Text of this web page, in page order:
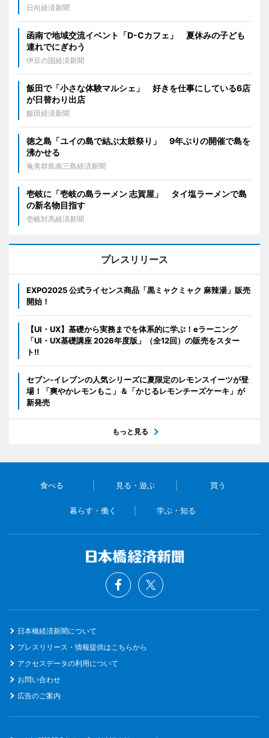
日向経済新聞
函南で地域交流イベント「D-Cカフェ」 夏休みの子ども
連れでにぎわう
伊豆の国経済新聞
飯田で「小さな体験マルシェ」 好きを仕事にしている6店
が日替わり出店
飯田経済新聞
徳之島「ユイの島で結ぶ太鼓祭り」 9年ぶりの開催で島を
沸かせる
奄美群島南三島経済新聞
壱岐に「壱岐の島ラーメン 志賀屋」 タイ塩ラーメンで島
の新名物目指す
壱岐対馬経済新聞
プレスリリース
EXPO2025 公式ライセンス商品「黒ミャクミャク 麻辣湯」販売
開始！
【UI・UX】基礎から実務までを体系的に学ぶ！eラーニング
「UI・UX基礎講座 2026年度版」（全12回）の販売をスター
ト!!
セブン‐イレブンの人気シリーズに夏限定のレモンスイーツが登
場！「爽やかレモンもこ」＆「かじるレモンチーズケーキ」が
新発売
もっと見る
食べる 見る・遊ぶ 買う
暮らす・働く 学ぶ・知る
日本橋経済新聞について
プレスリリース・情報提供はこちらから
アクセスデータの利用について
お問い合わせ
広告のご案内